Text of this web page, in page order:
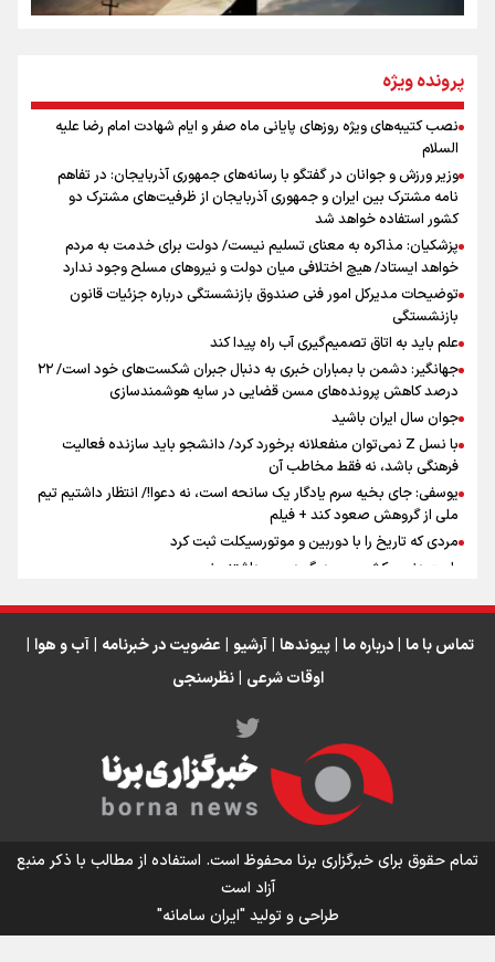
جمله‌ای که بغض چهارماهه را شکست؛ «آهای مردم، آقا از
تهران رفتند»
سه حسرتی که به دلم ماند
اینفو برنا / توصیه‌هایی طلایی برای پیاده روی اربعین
اینفو برنا / جدول کامل فاصله مرز شلمچه تا شهرهای زیارتی
عراق
اینفو برنا/ میزان مالیات بر ارزش افزوده چقدر است؟
پرونده ویژه
نصب کتیبه‌های ویژه روزهای پایانی ماه صفر و ایام شهادت امام رضا علیه
السلام
وزیر ورزش و جوانان در گفتگو با رسانه‌های جمهوری آذربایجان: در تفاهم
نامه مشترک بین ایران و جمهوری آذربایجان از ظرفیت‌های مشترک دو
کشور استفاده خواهد شد
پزشکیان: مذاکره به معنای تسلیم نیست/ دولت برای خدمت به مردم
خواهد ایستاد/ هیچ اختلافی میان دولت و نیروهای مسلح وجود ندارد
توضیحات مدیرکل امور فنی صندوق بازنشستگی درباره جزئیات قانون
بازنشستگی
علم باید به اتاق تصمیم‌گیری آب راه پیدا کند
جهانگیر: دشمن با بمباران خبری به دنبال جبران شکست‌های خود است/ ۲۲
درصد کاهش پرونده‌های مسن قضایی در سایه هوشمندسازی
جوان سال ایران باشید
با نسل Z نمی‌توان منفعلانه برخورد کرد/ دانشجو باید سازنده فعالیت
فرهنگی باشد، نه فقط مخاطب آن
یوسفی: جای بخیه سرم یادگار یک سانحه است، نه دعوا!/ انتظار داشتیم تیم
ملی از گروهش صعود کند + فیلم
مردی که تاریخ را با دوربین و موتورسیکلت ثبت کرد
رابرت دنیرو: کشور من دیگر دوست‌داشتنی نیست
انتظار حضور تیم‌های بزرگ مثل استقلال در لیگ هستیم
تورم ۵۸ درصدی معدن / وقتی هزینه استخراج از توان قیمت‌گذاری سبقتتماس با ما | درباره ما | پیوندها | آرشیو | عضویت در خبرنامه | آب و هوا |
اوقات شرعی | نظرسنجی
تمام حقوق برای خبرگزاری برنا محفوظ است. استفاده از مطالب با ذکر منبع
آزاد است
طراحی و تولید"ایران سامانه"